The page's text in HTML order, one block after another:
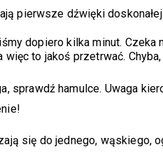
pierwsze dźwięki doskonałej
dopiero kilka minut.
to jakoś przetrwać.
sprawdź hamulce. Uwaga
się do jednego, wąskiego,